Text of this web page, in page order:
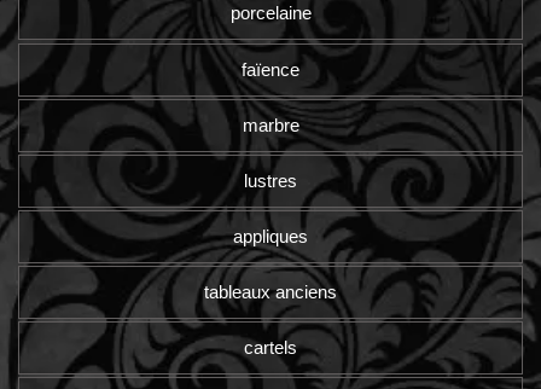
porcelaine
faïence
marbre
lustres
appliques
tableaux anciens
cartels